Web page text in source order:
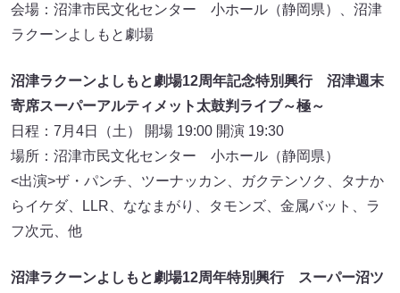
会場：沼津市民文化センター 小ホール（静岡県）、沼津
ラクーンよしもと劇場
沼津ラクーンよしもと劇場12周年記念特別興行 沼津週末
寄席スーパーアルティメット太鼓判ライブ～極～
日程：7月4日（土） 開場 19:00 開演 19:30
場所：沼津市民文化センター 小ホール（静岡県）
<出演>ザ・パンチ、ツーナッカン、ガクテンソク、タナか
らイケダ、LLR、ななまがり、タモンズ、金属バット、ラ
フ次元、他
沼津ラクーンよしもと劇場12周年特別興行 スーパー沼ツ